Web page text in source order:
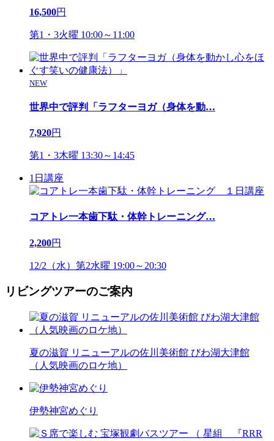
16,500円
第1・3火曜 10:00～11:00
NEW
世界中で評判「ラフターヨガ（身体を動…
7,920円
第1・3木曜 13:30～14:45
1日講座
コアトレ一本歯下駄・体幹トレーニング…
2,200円
12/2（水）第2水曜 19:00～20:30
リビングツアーのご案内
夏の滋賀 リニューアルの佐川美術館 びわ湖大津館
（人気映画のロケ地）
伊勢神宮めぐり